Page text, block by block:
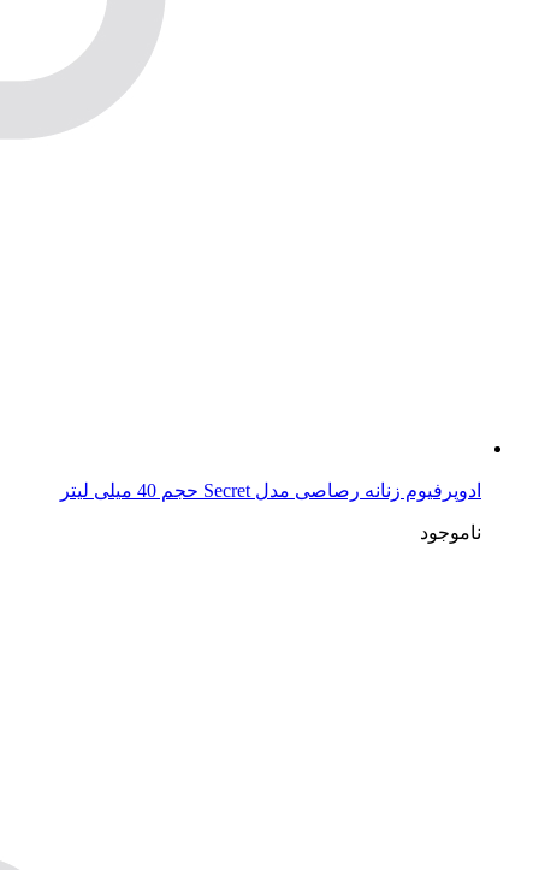
ادوپرفیوم زنانه رصاصی مدل Secret حجم 40 میلی لیتر
ناموجود